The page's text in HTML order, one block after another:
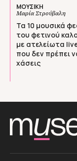
ΜΟΥΣΙΚΗ
Μαρία Στρούβαλη
Τα 10 μουσικά
του φετινού
με ατελείωτα
που δεν πρέπει
χάσεις